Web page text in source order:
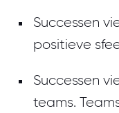
Successen
positieve
Successen
teams.